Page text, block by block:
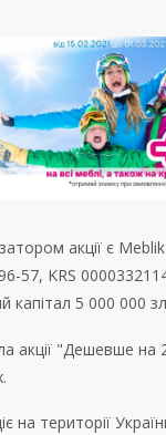
акції є
57, KRS
капітал 5 000 000
акції "Дешевше на
на території